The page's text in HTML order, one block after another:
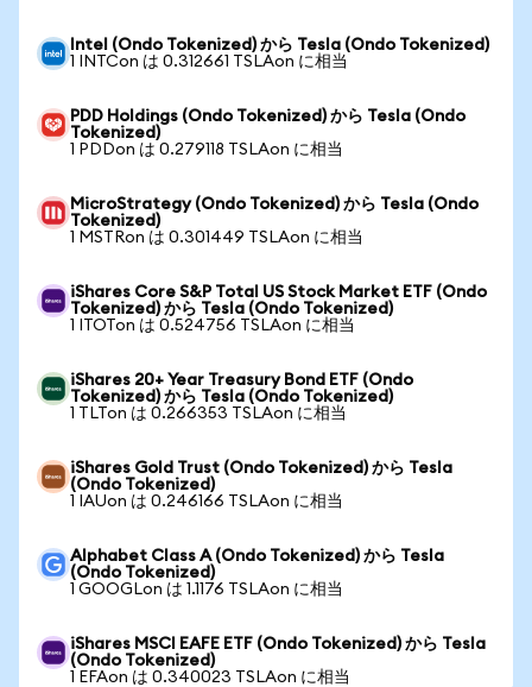
Intel (Ondo Tokenized) から Tesla (Ondo Tokenized)
1 INTCon は 0.312661 TSLAon に相当
PDD Holdings (Ondo Tokenized) から Tesla (Ondo
Tokenized)
1 PDDon は 0.279118 TSLAon に相当
MicroStrategy (Ondo Tokenized) から Tesla (Ondo
Tokenized)
1 MSTRon は 0.301449 TSLAon に相当
iShares Core S&P Total US Stock Market ETF (Ondo
Tokenized) から Tesla (Ondo Tokenized)
1 ITOTon は 0.524756 TSLAon に相当
iShares 20+ Year Treasury Bond ETF (Ondo
Tokenized) から Tesla (Ondo Tokenized)
1 TLTon は 0.266353 TSLAon に相当
iShares Gold Trust (Ondo Tokenized) から Tesla
(Ondo Tokenized)
1 IAUon は 0.246166 TSLAon に相当
Alphabet Class A (Ondo Tokenized) から Tesla
(Ondo Tokenized)
1 GOOGLon は 1.1176 TSLAon に相当
iShares MSCI EAFE ETF (Ondo Tokenized) から Tesla
(Ondo Tokenized)
1 EFAon は 0.340023 TSLAon に相当